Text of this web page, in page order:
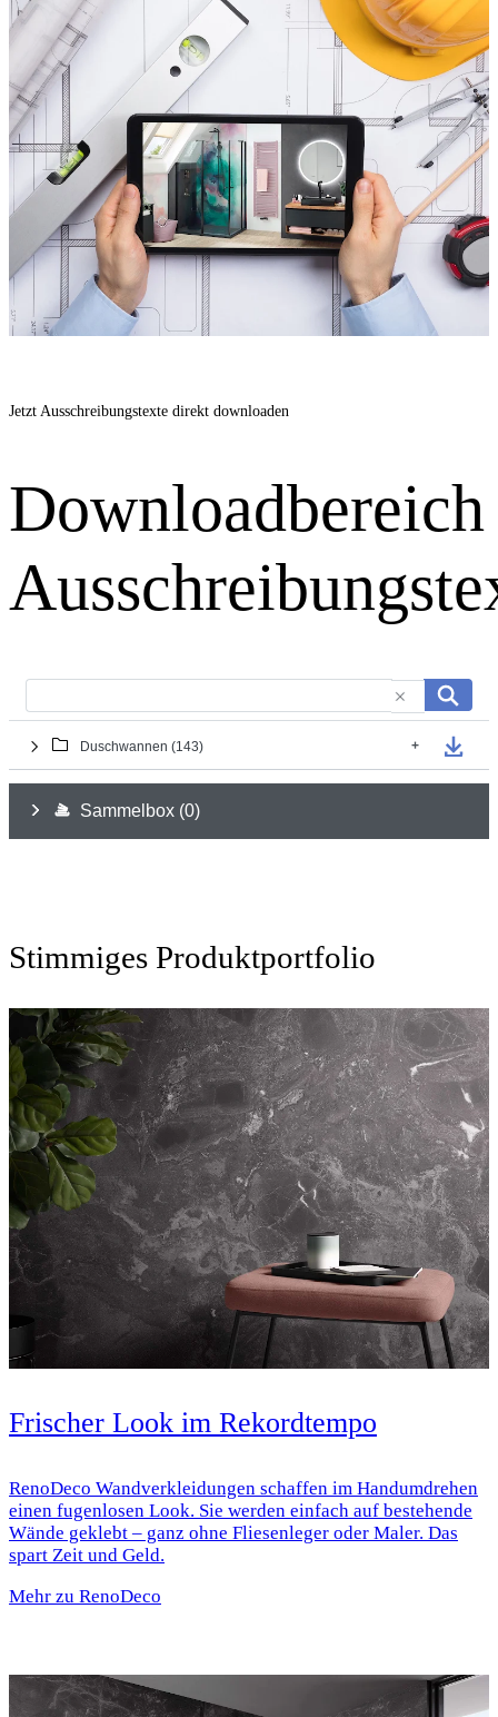
Jetzt Ausschreibungstexte direkt downloaden
Downloadbereich
Stimmiges Produktportfolio
Frischer Look im Rekordtempo
RenoDeco Wandverkleidungen schaffen im Handumdrehen
einen fugenlosen Look. Sie werden einfach auf bestehende
Wände geklebt – ganz ohne Fliesenleger oder Maler. Das
spart Zeit und Geld.
Mehr zu RenoDeco